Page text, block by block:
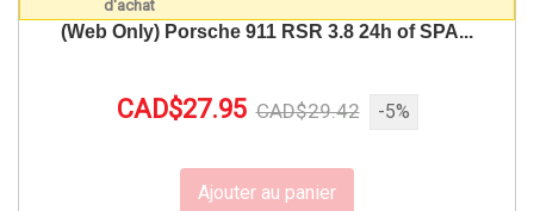
(Web Only) Porsche 911 RSR 3.8 24h of SPA...
CAD$27.95 CAD$29.42 -5%
Ajouter au panier